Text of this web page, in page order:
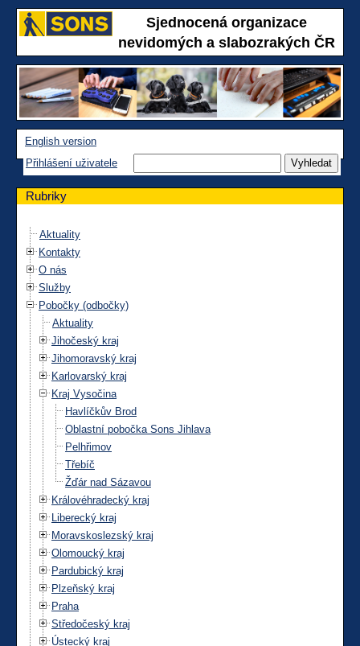
Sjednocená organizace
nevidomých a slabozrakých ČR
English version
Přihlášení uživatele
Rubriky
Aktuality
Kontakty
O nás
Služby
Pobočky (odbočky)
Aktuality
Jihočeský kraj
Jihomoravský kraj
Karlovarský kraj
Kraj Vysočina
Havlíčkův Brod
Oblastní pobočka Sons Jihlava
Pelhřimov
Třebíč
Žďár nad Sázavou
Královéhradecký kraj
Liberecký kraj
Moravskoslezský kraj
Olomoucký kraj
Pardubický kraj
Plzeňský kraj
Praha
Středočeský kraj
Ústecký kraj